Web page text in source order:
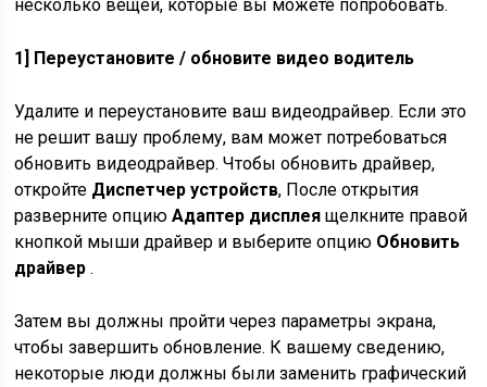
несколько вещей, которые вы можете попробовать.
1] Переустановите / обновите видео водитель
Удалите и переустановите ваш видеодрайвер. Если это
не решит вашу проблему, вам может потребоваться
обновить видеодрайвер. Чтобы обновить драйвер,
откройте Диспетчер устройств, После открытия
разверните опциюАдаптер дисплеящелкните правой
кнопкой мыши драйвер и выберите опцию Обновить
драйвер.
Затем вы должны пройти через параметры экрана,
чтобы завершить обновление. К вашему сведению,
некоторые люди должны были заменить графический